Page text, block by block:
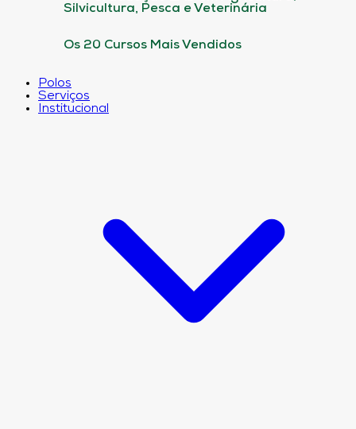
Silvicultura, Pesca e Veterinária
Os 20 Cursos Mais Vendidos
Polos
Serviços
Institucional